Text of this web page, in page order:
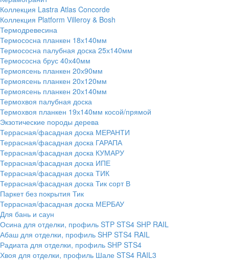
Коллекция Lastra Atlas Concorde
Коллекция Platform Villeroy & Bosh
Термодревесина
Термососна планкен 18х140мм
Термососна палубная доска 25х140мм
Термососна брус 40х40мм
Термоясень планкен 20х90мм
Термоясень планкен 20х120мм
Термоясень планкен 20х140мм
Термохвоя палубная доска
Термохвоя планкен 19х140мм косой/прямой
Экзотические породы дерева
Террасная/фасадная доска МЕРАНТИ
Террасная/фасадная доска ГАРАПА
Террасная/фасадная доска КУМАРУ
Террасная/фасадная доска ИПЕ
Террасная/фасадная доска ТИК
Террасная/фасадная доска Тик сорт В
Паркет без покрытия Тик
Террасная/фасадная доска МЕРБАУ
Для бань и саун
Осина для отделки, профиль STP STS4 SHP RAIL
Абаш для отделки, профиль SHP STS4 RAIL
Радиата для отделки, профиль SHP STS4
Хвоя для отделки, профиль Шале STS4 RAIL3